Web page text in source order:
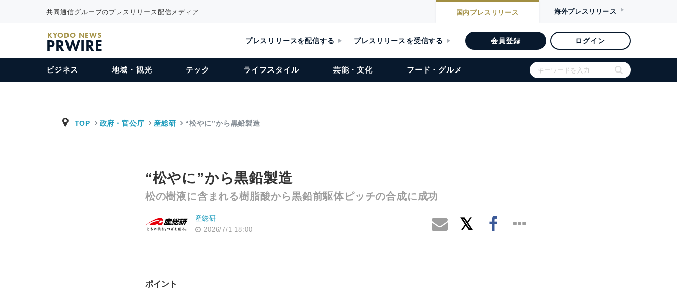
共同通信グループのプレスリリース配信メディア 国内プレスリリース 海外プレスリリース
KYODO NEWS
PRWIRE プレスリリースを配信する プレスリリースを受信する 会員登録 ログイン
ビジネス 地域・観光 テック ライフスタイル 芸能・文化 フード・グルメ
TOP 政府・官公庁 産総研 “松やに”から黒鉛製造
“松やに”から黒鉛製造
松の樹液に含まれる樹脂酸から黒鉛前駆体ピッチの合成に成功
産総研
2026/7/1 18:00
ポイント